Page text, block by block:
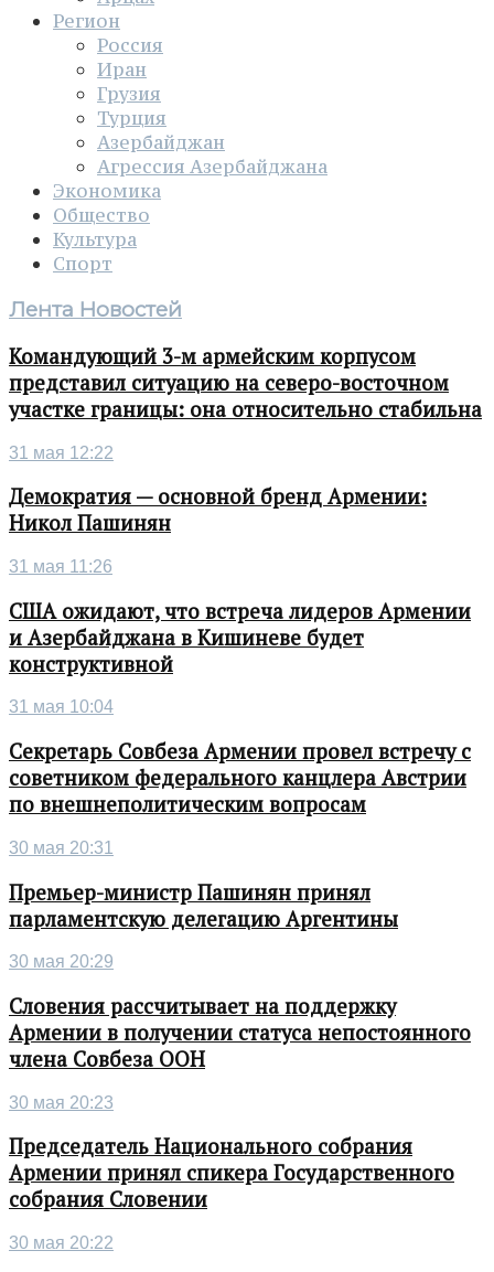
Регион
Россия
Иран
Грузия
Турция
Азербайджан
Агрессия Азербайджана
Экономика
Общество
Культура
Спорт
Лента Новостей
Командующий 3-м армейским корпусом
представил ситуацию на северо-восточном
участке границы: она относительно стабильна
31 мая 12:22
Демократия — основной бренд Армении:
Никол Пашинян
31 мая 11:26
США ожидают, что встреча лидеров Армении
и Азербайджана в Кишиневе будет
конструктивной
31 мая 10:04
Секретарь Совбеза Армении провел встречу с
советником федерального канцлера Австрии
по внешнеполитическим вопросам
30 мая 20:31
Премьер-министр Пашинян принял
парламентскую делегацию Аргентины
30 мая 20:29
Словения рассчитывает на поддержку
Армении в получении статуса непостоянного
члена Совбеза ООН
30 мая 20:23
Председатель Национального собрания
Армении принял спикера Государственного
собрания Словении
30 мая 20:22